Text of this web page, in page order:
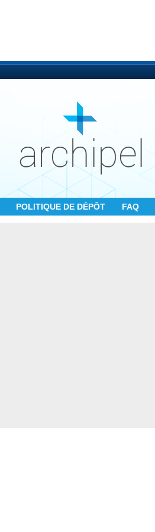
POLITIQUE DE DÉPÔT FAQ